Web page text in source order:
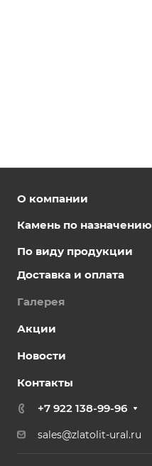
О компании
Камень по назначению
По виду продукции
Доставка и оплата
Галерея
Акции
Новости
Контакты
+7 922 138-99-96
sales@zlatolit-ural.ru